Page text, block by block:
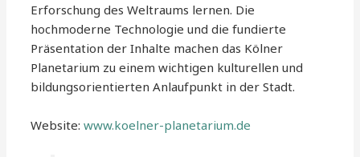
Erforschung des Weltraums lernen. Die
hochmoderne Technologie und die fundierte
Präsentation der Inhalte machen das Kölner
Planetarium zu einem wichtigen kulturellen und
bildungsorientierten Anlaufpunkt in der Stadt.
Website:www.koelner-planetarium.de